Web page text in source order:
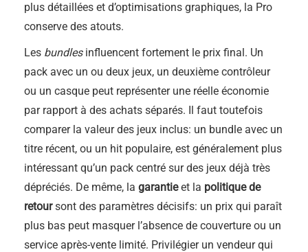
plus détaillées et d’optimisations graphiques, la Pro
conserve des atouts.
Les bundlesinfluencent fortement le prix final. Un
pack avec un ou deux jeux, un deuxième contrôleur
ou un casque peut représenter une réelle économie
par rapport à des achats séparés. Il faut toutefois
comparer la valeur des jeux inclus: un bundle avec un
titre récent, ou un hit populaire, est généralement plus
intéressant qu’un pack centré sur des jeux déjà très
dépréciés. De même, la garantieet la politique de
retoursont des paramètres décisifs: un prix qui paraît
plus bas peut masquer l’absence de couverture ou un
service après-vente limité. Privilégier un vendeur qui